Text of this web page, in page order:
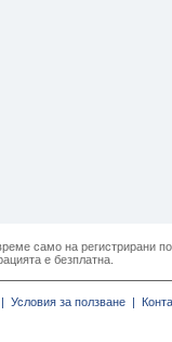
само на регистрирани
е безплатна.
Условия за ползване |